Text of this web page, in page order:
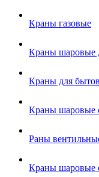
Краны газовые
Краны шаровые
Краны для
Краны шаровые
Раны
Краны шаровые